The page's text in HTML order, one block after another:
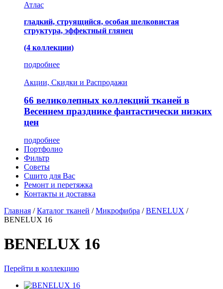
Атлас
гладкий, струящийся, особая шелковистая
структура, эффектный глянец
(4 коллекции)
подробнее
Акции, Скидки и Распродажи
66 великолепных коллекций тканей в
Весеннем празднике фантастически низких
цен
подробнее
Портфолио
Фильтр
Советы
Сшито для Вас
Ремонт и перетяжка
Контакты и доставка
Главная / Каталог тканей / Микрофибра / BENELUX /
BENELUX 16
BENELUX 16
Перейти в коллекцию